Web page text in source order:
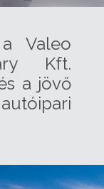
Valeo
Kft.
a jövő